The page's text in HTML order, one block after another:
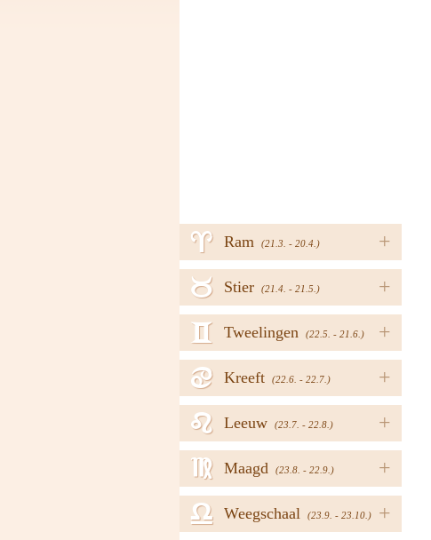
+
Ram (21.3. - 20.4.)
a
+
Stier (21.4. - 21.5.)
b
+
Tweelingen (22.5. - 21.6.)
c
+
Kreeft (22.6. - 22.7.)
d
+
Leeuw (23.7. - 22.8.)
e
+
Maagd (23.8. - 22.9.)
f
+
Weegschaal (23.9. - 23.10.)
g